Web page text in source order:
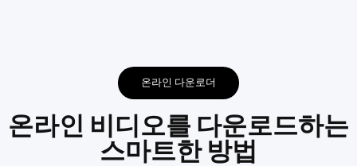
온라인 다운로더
온라인 비디오를 다운로드하는
스마트한 방법